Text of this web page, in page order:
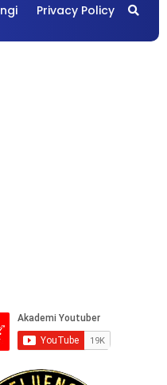
Privacy Policy